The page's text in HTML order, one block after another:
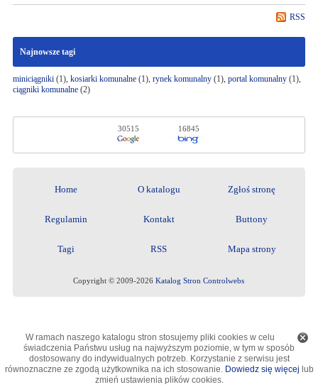
RSS
Najnowsze tagi
miniciągniki(1), kosiarki komunalne(1), rynek komunalny(1), portal komunalny(1),
ciągniki komunalne(2)
30515 16845
Home O katalogu Zgłoś stronę
Regulamin Kontakt Buttony
Tagi RSS Mapa strony
Copyright © 2009-2026Katalog Stron Controlwebs
W ramach naszego katalogu stron stosujemy pliki cookies w celu
świadczenia Państwu usług na najwyższym poziomie, w tym w sposób
dostosowany do indywidualnych potrzeb. Korzystanie z serwisu jest
równoznaczne ze zgodą użytkownika na ich stosowanie. Dowiedz się więcej lub
zmień ustawienia plików cookies.